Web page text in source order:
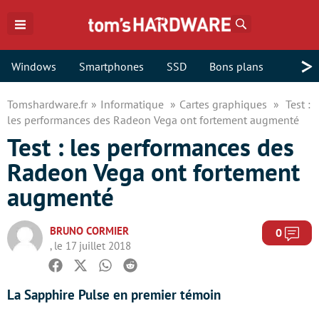
Windows Smartphones SSD Bons plans >
Tomshardware.fr Informatique Cartes graphiques
Test :
les performances des Radeon Vega ont fortement augmenté
Test : les performances des
Radeon Vega ont fortement
augmenté
BRUNO CORMIER
, le 17 juillet 2018
0
Facebook
TwitterWhatsapp
Reddit
La Sapphire Pulse en premier témoin